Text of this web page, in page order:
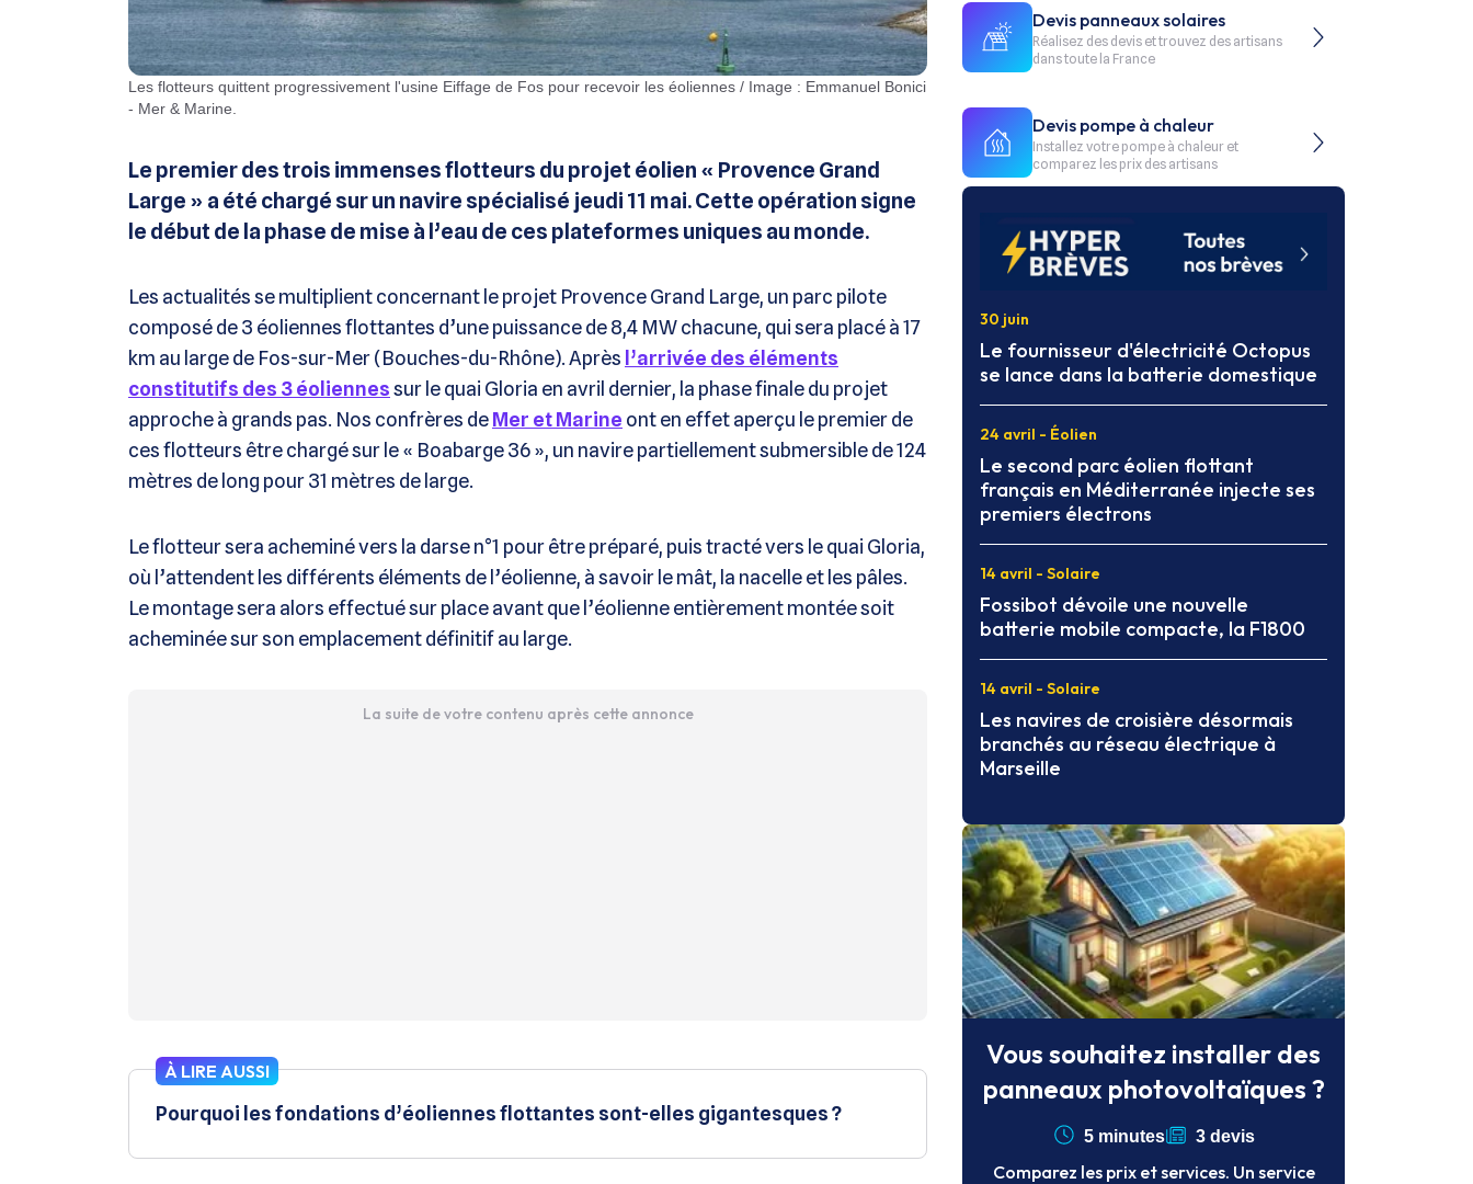
Les flotteurs quittent progressivement l'usine Eiffage de Fos pour recevoir les éoliennes / Image : Emmanuel Bonici
- Mer & Marine.
Le premier des trois immenses flotteurs du projet éolien « Provence Grand
Large » a été chargé sur un navire spécialisé jeudi 11 mai. Cette opération signe
le début de la phase de mise à l’eau de ces plateformes uniques au monde.
Les actualités se multiplient concernant le projet Provence Grand Large, un parc pilote
composé de 3 éoliennes flottantes d’une puissance de 8,4 MW chacune, qui sera placé à 17
km au large de Fos-sur-Mer (Bouches-du-Rhône). Après l’arrivée des éléments
constitutifs des 3 éoliennessur le quai Gloria en avril dernier, la phase finale du projet
approche à grands pas. Nos confrères deMer et Marine ont en effet aperçu le premier de
ces flotteurs être chargé sur le « Boabarge 36 », un navire partiellement submersible de 124
mètres de long pour 31 mètres de large.
Le flotteur sera acheminé vers la darse n°1 pour être préparé, puis tracté vers le quai Gloria,
où l’attendent les différents éléments de l’éolienne, à savoir le mât, la nacelle et les pâles.
Le montage sera alors effectué sur place avant que l’éolienne entièrement montée soit
acheminée sur son emplacement définitif au large.
La suite de votre contenu après cette annonce
À LIRE AUSSI
Pourquoi les fondations d’éoliennes flottantes sont-elles gigantesques ?
Devis panneaux solaires
Réalisez des devis et trouvez des artisans
dans toute la France
Devis pompe à chaleur
Installez votre pompe à chaleur et
comparez les prix des artisans
30 juin
Le fournisseur d'électricité Octopus
se lance dans la batterie domestique
24 avril - Éolien
Le second parc éolien flottant
français en Méditerranée injecte ses
premiers électrons
14 avril - Solaire
Fossibot dévoile une nouvelle
batterie mobile compacte, la F1800
14 avril - Solaire
Les navires de croisière désormais
branchés au réseau électrique à
Marseille
Vous souhaitez installer des
panneaux photovoltaïques ?
5 minutes 3 devis
Comparez les prix et services. Un service